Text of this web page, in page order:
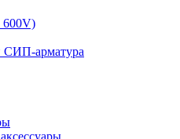
600V)
СИП-арматура